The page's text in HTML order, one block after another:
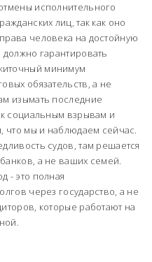
исполнительного
лиц, так как оно
человека на достойную
гарантировать
минимум
обязательств, а не
изымать последние
социальным взрывам и
что мы и наблюдаем сейчас.
судов, там решается
а не ваших семей.
- это полная
через государство, а не
которые работают на